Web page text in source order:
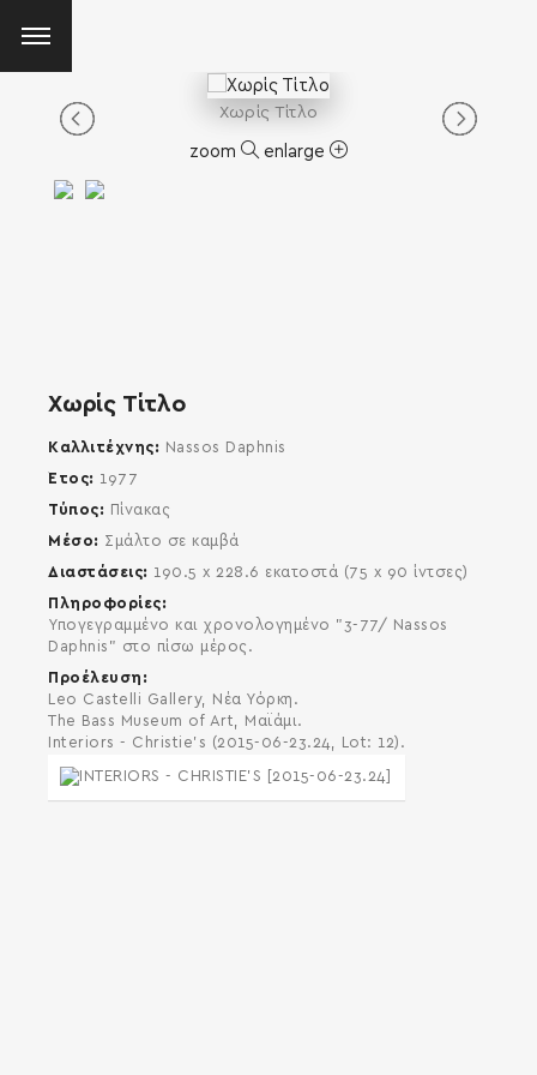
Χωρίς Τίτλο
zoom enlarge
Χωρίς Τίτλο
Καλλιτέχνης
Nassos Daphnis
Έτος
1977
Τύπος
Πίνακας
Μέσο
Σμάλτο σε καμβά
Διαστάσεις
190.5 x 228.6 εκατοστά (75 x 90 ίντσες)
Πληροφορίες
Υπογεγραμμένο και χρονολογημένο "3-77/ Nassos
Daphnis" στο πίσω μέρος.
Προέλευση
Leo Castelli Gallery, Νέα Υόρκη.
The Bass Museum of Art, Μαϊάμι.
Interiors - Christie's (2015-06-23.24, Lot: 12).